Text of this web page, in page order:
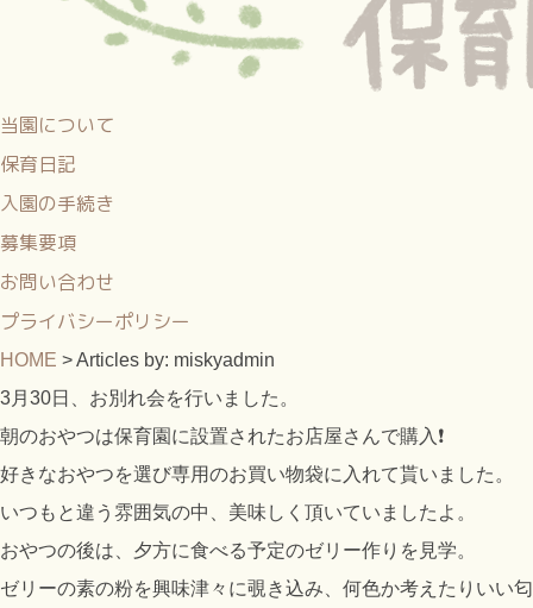
当園について
保育日記
入園の手続き
募集要項
お問い合わせ
プライバシーポリシー
HOME >Articles by: miskyadmin
3月30日、お別れ会を行いました。
朝のおやつは保育園に設置されたお店屋さんで購入❗️
好きなおやつを選び専用のお買い物袋に入れて貰いました。
いつもと違う雰囲気の中、美味しく頂いていましたよ。
おやつの後は、夕方に食べる予定のゼリー作りを見学。
ゼリーの素の粉を興味津々に覗き込み、何色か考えたりいい匂